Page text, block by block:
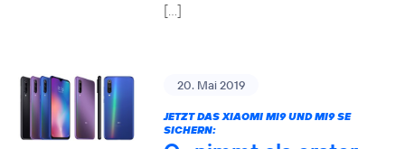
[…]
20. Mai 2019
JETZT DAS XIAOMI MI9 UND MI9 SE
SICHERN: